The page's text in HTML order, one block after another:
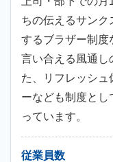
ちの伝えるサン
するブラザー制度
言い合える風通し
た、リフレッシ
ーなども制度と
っています。
従業員数